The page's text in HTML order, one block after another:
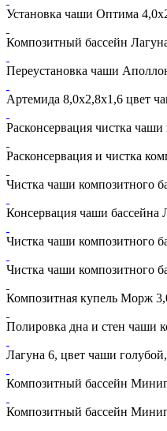
Установка чаши Оптима
Композитный бассейн
Переустановка чаши
Артемида 8,0х2,8х1,6 цвет
Расконсервация чистка
Расконсервация и чистка
Чистка чаши композитного
Консервация чаши бассейна
Чистка чаши композитного
Чистка чаши композитного
Композитная купель Морж
Полировка дна и стен чаши
Лагуна 6, цвет чаши
Композитный бассейн
Композитный бассейн